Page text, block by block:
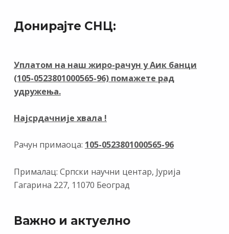
e
b
o
k
e
gr
m
k
e
n
er
p
p
Донирајте СНЦ:
Уплатом на наш жиро-рачун у Аик банци
(105-0523801000565-96) помажете рад
удружења.
Најсрдачније хвала !
Рачун примаоца: 105-0523801000565-96
Прималац: Српски научни центар, Јурија
Гагарина 227, 11070 Београд
Важно и актуелно